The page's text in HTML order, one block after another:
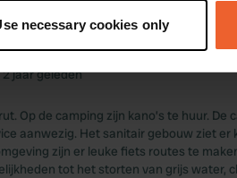
and set your preferences in
provide social media features
media, advertising and
that they’ve collected from your
necessary cookies only
jaar geleden
Op de camping zijn kano’s te huur. De
aanwezig. Het sanitair gebouw ziet er
zijn er leuke fiets routes te
tot het storten van grijs water,